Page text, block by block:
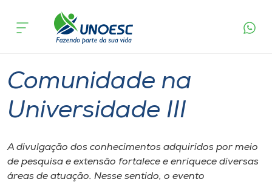
Cursos
Pesquisa
Portal de Ensino
Comunidade na
Universidade III
A divulgação dos conhecimentos adquiridos por meio
de pesquisa e extensão fortalece e enriquece diversas
áreas de atuação. Nesse sentido, o evento